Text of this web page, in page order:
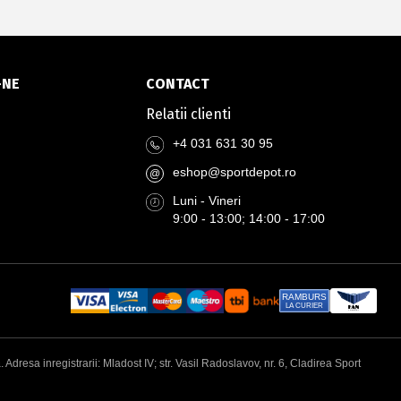
CONTACT
Relatii clienti
+4 031 631 30 95
@
eshop@sportdepot.ro
Luni - Vineri
9:00 - 13:00; 14:00 - 17:00
RAMBURS
LA CURIER
inregistrarii: Mladost IV; str. Vasil Radoslavov, nr. 6, Cladirea Sport